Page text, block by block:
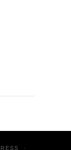
·